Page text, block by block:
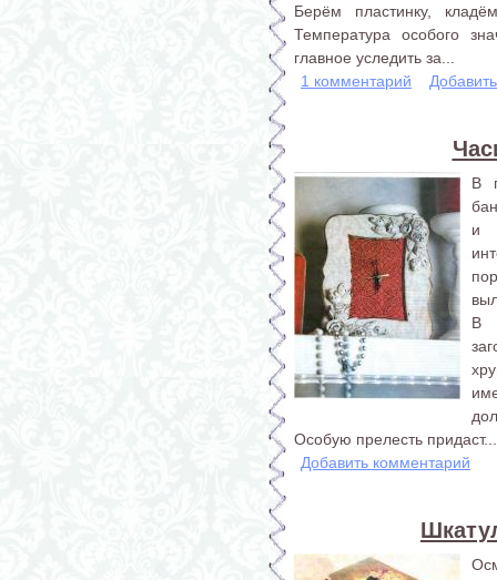
Берём пластинку,
Температура особого
главное уследить за...
1 комментарий
В
и
В
Особую прелесть придаст...
Добавить комментарий